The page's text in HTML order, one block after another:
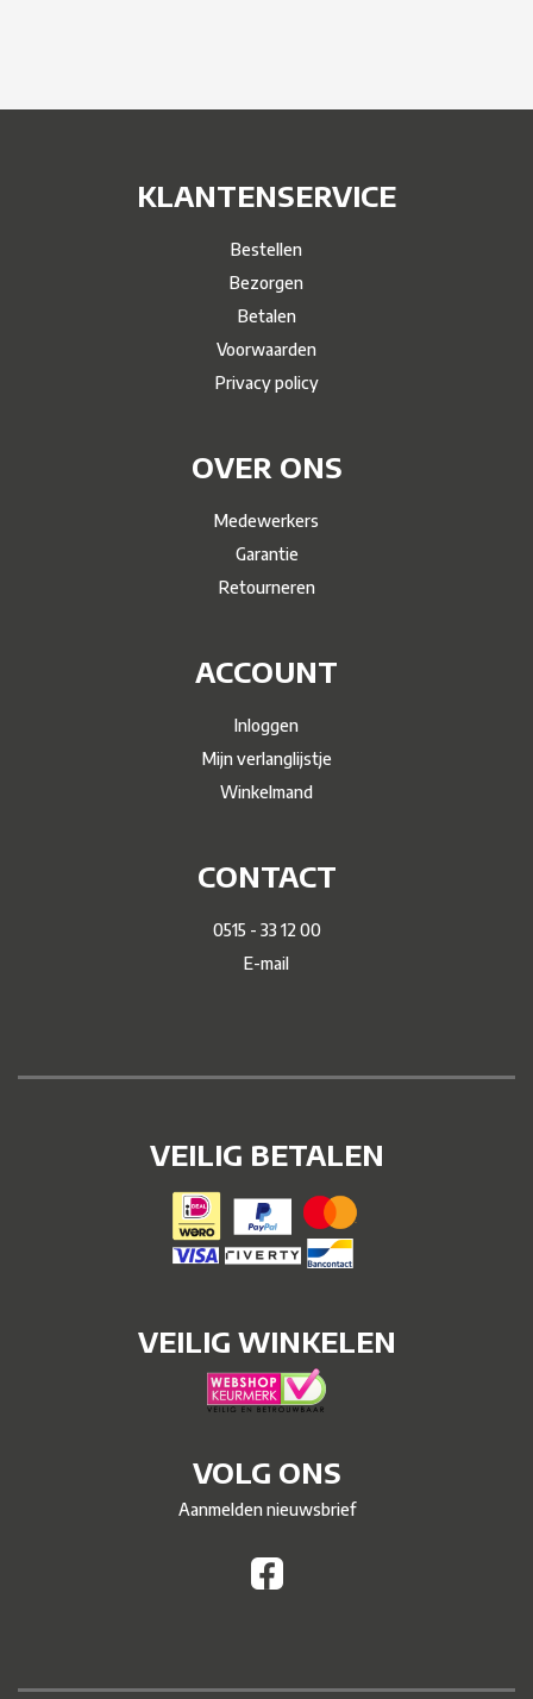
KLANTENSERVICE
Bestellen
Bezorgen
Betalen
Voorwaarden
Privacy policy
OVER ONS
Medewerkers
Garantie
Retourneren
ACCOUNT
Inloggen
Mijn verlanglijstje
Winkelmand
CONTACT
0515 - 33 12 00
E-mail
VEILIG BETALEN
VEILIG WINKELEN
VOLG ONS
Aanmelden nieuwsbrief